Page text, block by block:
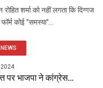
शर्मा को नहीं लगता कि दिग्गज
कोई "समस्या"...
पर भाजपा ने कांग्रेस...